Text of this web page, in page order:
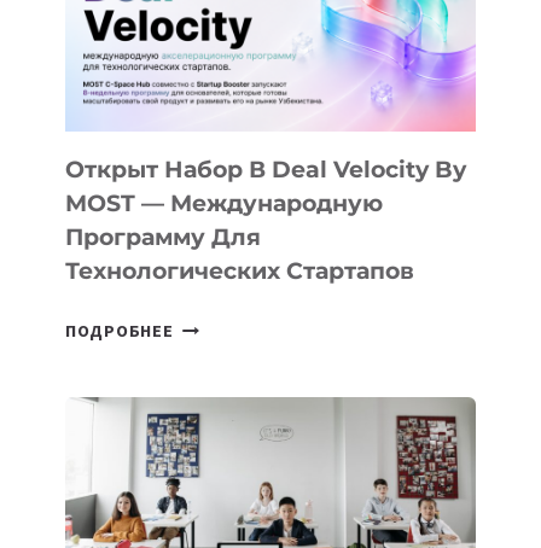
YOUTH
CAMP
ДАЛ
30
ПОДРОСТКАМ
БИЛЕТ
В
ПРЕДПРИНИМАТЕЛЬСТВО
Открыт Набор В Deal Velocity By
MOST — Международную
Программу Для
Технологических Стартапов
ПОДРОБНЕЕ ОТКРЫТ
DEAL
VELOCITY
BY
MOST
—